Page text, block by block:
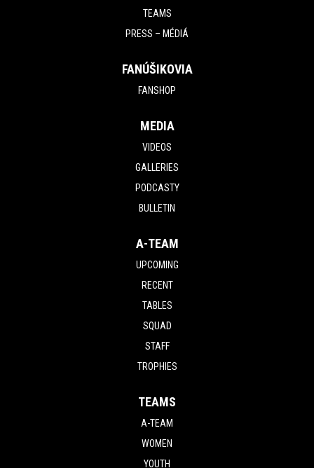
TEAMS
PRESS – MÉDIÁ
FANÚŠIKOVIA
FANSHOP
MEDIA
VIDEOS
GALLERIES
PODCASTY
BULLETIN
A-TEAM
UPCOMING
RECENT
TABLES
SQUAD
STAFF
TROPHIES
TEAMS
A-TEAM
WOMEN
YOUTH